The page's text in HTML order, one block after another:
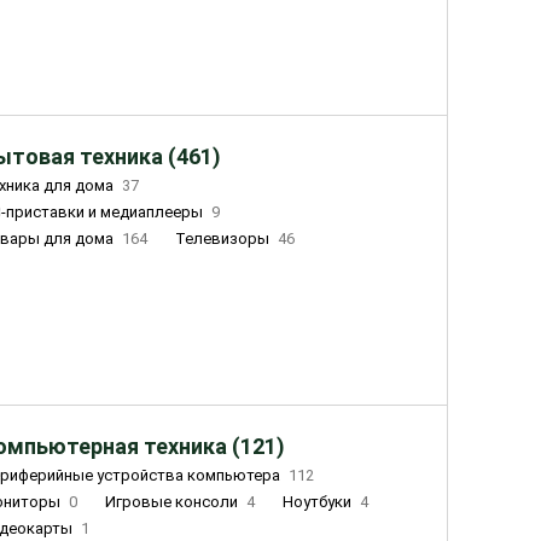
техника (461)
для дома 37
приставки и медиаплееры
9
для дома 164 Телевизоры 46
техника (121)
устройства компьютера 112
0 Игровые консоли 4 Ноутбуки 4
1